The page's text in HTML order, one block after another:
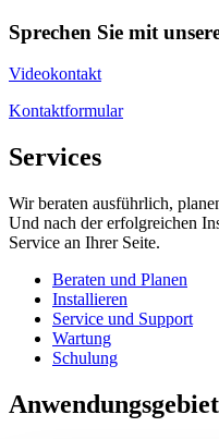
Sprechen Sie mit
Videokontakt
Kontaktformular
Services
Wir beraten ausführlich,
Und nach der erfolgreichen
Service an Ihrer Seite.
Beraten und Planen
Installieren
Service und Support
Wartung
Schulung